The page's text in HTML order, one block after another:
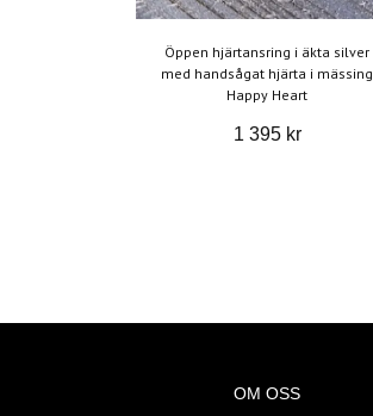
Öppen hjärtansring i äkta silver
med handsågat hjärta i mässing
Happy Heart
1 395 kr
OM OSS